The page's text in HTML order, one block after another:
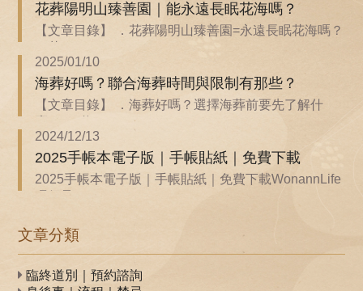
花葬陽明山臻善園｜能永遠長眠花海嗎？
【文章目錄】 ．花葬陽明山臻善園=永遠長眠花海嗎？
2025/01/10
海葬好嗎？聯合海葬時間與限制有那些？
【文章目錄】 ．海葬好嗎？選擇海葬前要先了解什
2024/12/13
2025手帳本電子版｜手帳貼紙｜免費下載
2025手帳本電子版｜手帳貼紙｜免費下載WonannLife
文章分類
臨終道別｜預約諮詢